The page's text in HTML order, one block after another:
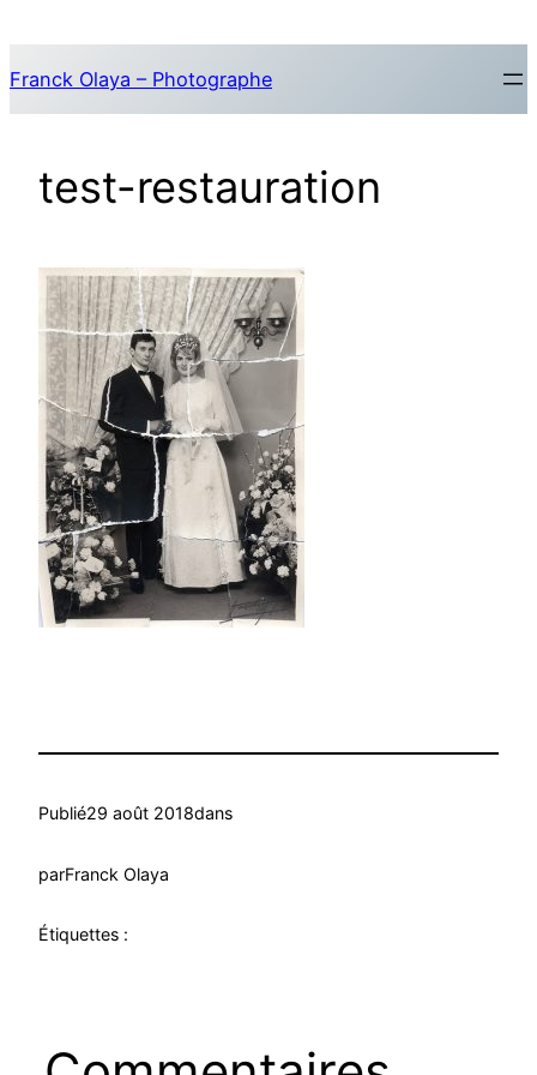
contenu
Franck Olaya – Photographe
test-restauration
Publié29 août 2018dans
parFranck Olaya
Étiquettes :